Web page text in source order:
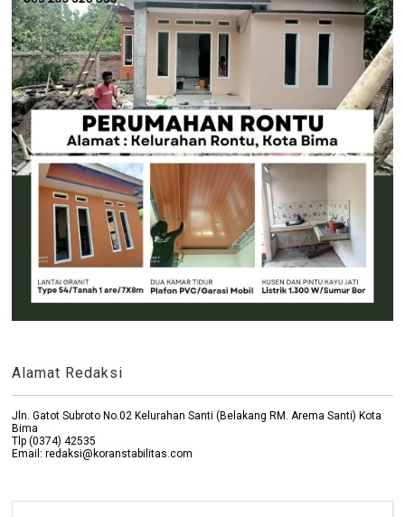
Alamat Redaksi
Jln. Gatot Subroto No.02 Kelurahan Santi (Belakang RM. Arema Santi) Kota
Bima
Tlp (0374) 42535
Email: redaksi@koranstabilitas.com